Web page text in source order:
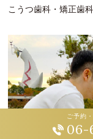
こうつ歯科・矯正
ご予約
06-